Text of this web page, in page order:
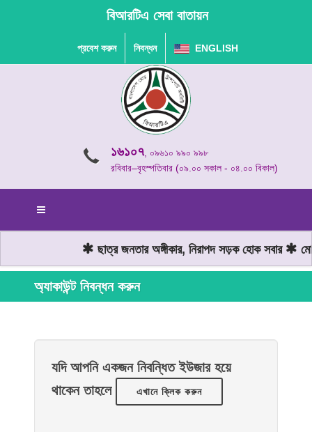
বিআরটিএ সেবা বাতায়ন
প্রবেশ করুন নিবন্ধন ENGLISH
১৬১০৭, ০৯৬১০ ৯৯০ ৯৯৮
রবিবার–বৃহস্পতিবার (০৯.০০ সকাল - ০৪.০০ বিকাল)
ছাত্র জনতার অঙ্গীকার, নিরাপদ সড়ক হোক সবার
অ্যাকাউন্ট নিবন্ধন করুন
যদি আপনি একজন নিবন্ধিত ইউজার হয়ে
থাকেন তাহলে
এখানে ক্লিক করুন